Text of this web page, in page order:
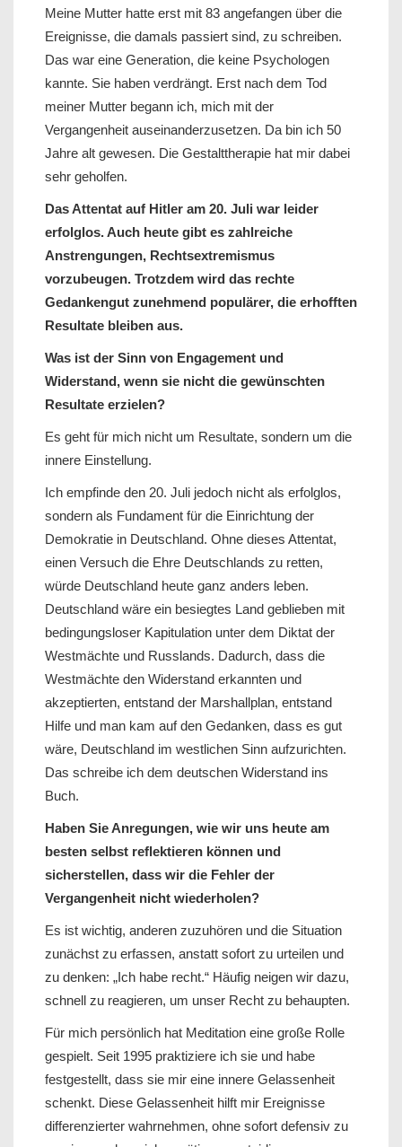
Meine Mutter hatte erst mit 83 angefangen über die
Ereignisse, die damals passiert sind, zu schreiben.
Das war eine Generation, die keine Psychologen
kannte. Sie haben verdrängt. Erst nach dem Tod
meiner Mutter begann ich, mich mit der
Vergangenheit auseinanderzusetzen. Da bin ich 50
Jahre alt gewesen. Die Gestalttherapie hat mir dabei
sehr geholfen.
Das Attentat auf Hitler am 20. Juli war leider
erfolglos. Auch heute gibt es zahlreiche
Anstrengungen, Rechtsextremismus
vorzubeugen. Trotzdem wird das rechte
Gedankengut zunehmend populärer, die erhofften
Resultate bleiben aus.
Was ist der Sinn von Engagement und
Widerstand, wenn sie nicht die gewünschten
Resultate erzielen?
Es geht für mich nicht um Resultate, sondern um die
innere Einstellung.
Ich empfinde den 20. Juli jedoch nicht als erfolglos,
sondern als Fundament für die Einrichtung der
Demokratie in Deutschland. Ohne dieses Attentat,
einen Versuch die Ehre Deutschlands zu retten,
würde Deutschland heute ganz anders leben.
Deutschland wäre ein besiegtes Land geblieben mit
bedingungsloser Kapitulation unter dem Diktat der
Westmächte und Russlands. Dadurch, dass die
Westmächte den Widerstand erkannten und
akzeptierten, entstand der Marshallplan, entstand
Hilfe und man kam auf den Gedanken, dass es gut
wäre, Deutschland im westlichen Sinn aufzurichten.
Das schreibe ich dem deutschen Widerstand ins
Buch.
Haben Sie Anregungen, wie wir uns heute am
besten selbst reflektieren können und
sicherstellen, dass wir die Fehler der
Vergangenheit nicht wiederholen?
Es ist wichtig, anderen zuzuhören und die Situation
zunächst zu erfassen, anstatt sofort zu urteilen und
zu denken: „Ich habe recht.“ Häufig neigen wir dazu,
schnell zu reagieren, um unser Recht zu behaupten.
Für mich persönlich hat Meditation eine große Rolle
gespielt. Seit 1995 praktiziere ich sie und habe
festgestellt, dass sie mir eine innere Gelassenheit
schenkt. Diese Gelassenheit hilft mir Ereignisse
differenzierter wahrnehmen, ohne sofort defensiv zu